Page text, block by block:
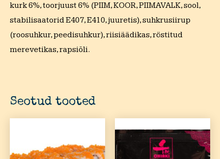
kurk 6%, toorjuust 6% (PIIM, KOOR, PIIMAVALK, sool,
stabilisaatorid E407, E410, juuretis), suhkrusiirup
(roosuhkur, peedisuhkur), riisiäädikas, röstitud
merevetikas, rapsiõli.
Seotud tooted